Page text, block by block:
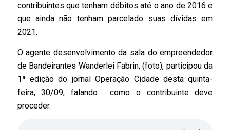
contribuintes que tenham débitos até o ano de 2016 e
que ainda não tenham parcelado suas dívidas em
2021.
O agente desenvolvimento da sala do empreendedor
de Bandeirantes Wanderlei Fabrin, (foto), participou da
1ª edição do jornal Operação Cidade desta quinta-
feira, 30/09, falando como o contribuinte deve
proceder.